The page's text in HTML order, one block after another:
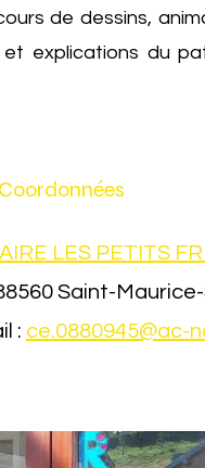
de dessins,
explications du
Coordonnées
LES PETITS
Saint-
: ce.0880945@ac-